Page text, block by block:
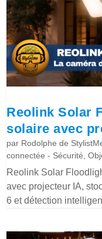
Reolink Solar
solaire avec
par Rodolphe de
connectée - Sécurité ,
Reolink Solar
avec projecteur IA,
6 et détection